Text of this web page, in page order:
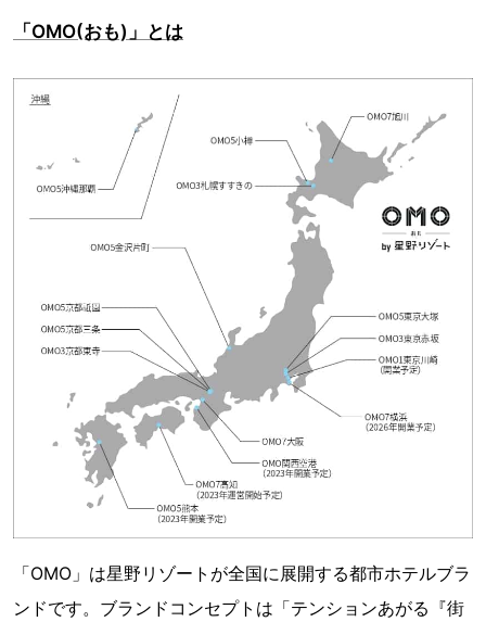
「OMO(おも)」とは
「OMO」は星野リゾートが全国に展開する都市ホテルブラ
ンドです。ブランドコンセプトは「テンションあがる『街